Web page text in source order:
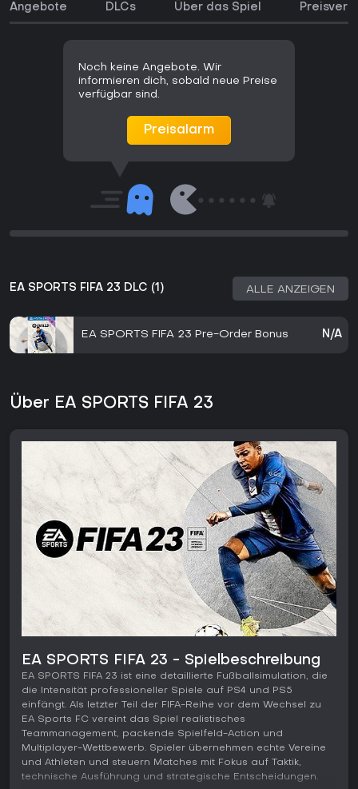
Angebote DLCs Über das Spiel
Noch keine Angebote. Wir
informieren dich, sobald neue Preise
verfügbar sind.
Preisalarm
EA SPORTS FIFA 23 DLC (1) ALLE ANZEIGEN
EA SPORTS FIFA 23 Pre-Order Bonus N/A
Über EA SPORTS FIFA 23
EA SPORTS FIFA 23 - Spielbeschreibung
EA SPORTS FIFA 23 ist eine detaillierte Fußballsimulation, die
die Intensität professioneller Spiele auf PS4 und PS5
einfängt. Als letzter Teil der FIFA-Reihe vor dem Wechsel zu
EA Sports FC vereint das Spiel realistisches
Teammanagement, packende Spielfeld-Action und
Multiplayer-Wettbewerb. Spieler übernehmen echte Vereine
und Athleten und steuern Matches mit Fokus auf Taktik,
technische Ausführung und strategische Entscheidungen.